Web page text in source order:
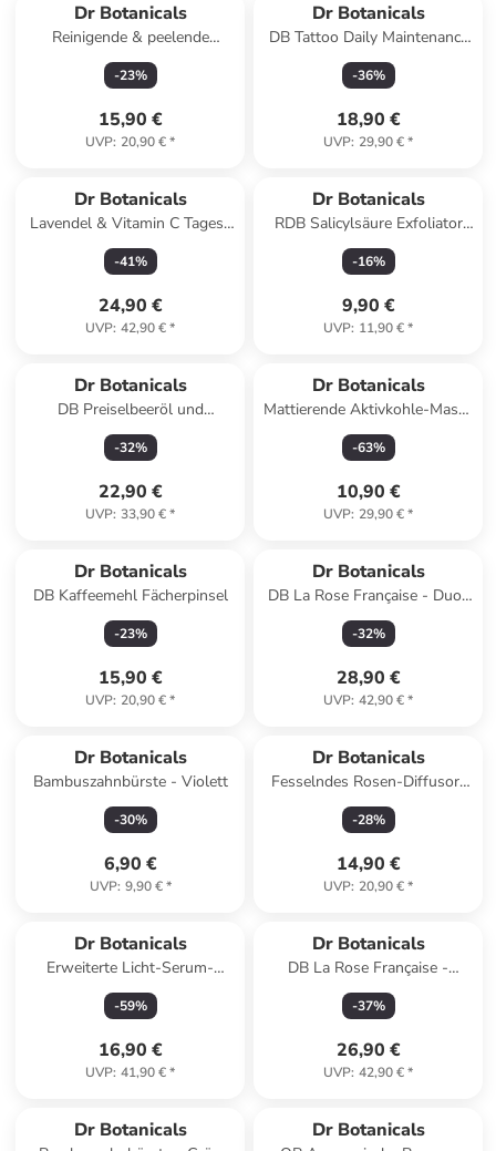
Dr Botanicals
Reinigende & peelende
Behandlung mit Haferflocken
& Mandeln 120ml
-23%
15,90 €
UVP: 20,90 €*
Dr Botanicals
DB Tattoo Daily Maintenance
Nährstoffanreichernde Creme
-36%
18,90 €
UVP: 29,90 €*
Dr Botanicals
Lavendel & Vitamin C Tages-
und Nachtpflege 50ml
-41%
24,90 €
UVP: 42,90 €*
Dr Botanicals
RDB Salicylsäure Exfoliator
mit Kaffee, Walnuss &
Vitamin E 30ml
-16%
9,90 €
UVP: 11,90 €*
Dr Botanicals
DB Preiselbeeröl und
Wacholderbeeröl Nachtcreme
50ml
-32%
22,90 €
UVP: 33,90 €*
Dr Botanicals
Mattierende Aktivkohle-Maske
für fettige Haut
-63%
10,90 €
UVP: 29,90 €*
Dr Botanicals
DB Kaffeemehl Fächerpinsel
-23%
15,90 €
UVP: 20,90 €*
Dr Botanicals
DB La Rose Française - Duo-
Feuchtigkeitspflege für Tag
und Nacht 50ml
-32%
28,90 €
UVP: 42,90 €*
Dr Botanicals
Bambuszahnbürste - Violett
-30%
6,90 €
UVP: 9,90 €*
Dr Botanicals
Fesselndes Rosen-Diffusor-
Öl 10ml
-28%
14,90 €
UVP: 20,90 €*
Dr Botanicals
Erweiterte Licht-Serum-
Essenz 30ml
-59%
16,90 €
UVP: 41,90 €*
Dr Botanicals
DB La Rose Française -
Feuchtigkeitscreme für den
Tag 50ml
-37%
26,90 €
UVP: 42,90 €*
Dr Botanicals Dr Botanicals